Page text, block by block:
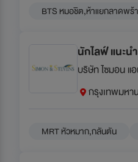
BTS หมอชิต,ห้าแยกลาดพร้
นักไลฟ์ แนะน
บริษัท ไซมอน แ
กรุงเทพมหา
MRT หัวหมาก,กลันตัน